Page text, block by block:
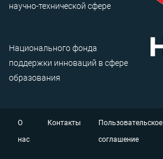
научно-технической сфере
Национального фонда
поддержки инноваций в сфере
образования
О
нас
Контакты
Пользовательское
соглашение